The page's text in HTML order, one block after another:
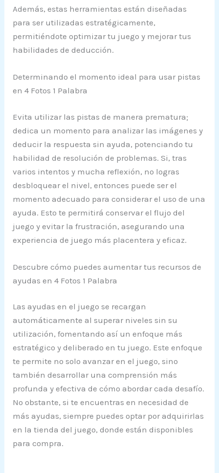
Además, estas herramientas están diseñadas
para ser utilizadas estratégicamente,
permitiéndote optimizar tu juego y mejorar tus
habilidades de deducción.
Determinando el momento ideal para usar pistas
en 4 Fotos 1 Palabra
Evita utilizar las pistas de manera prematura;
dedica un momento para analizar las imágenes y
deducir la respuesta sin ayuda, potenciando tu
habilidad de resolución de problemas. Si, tras
varios intentos y mucha reflexión, no logras
desbloquear el nivel, entonces puede ser el
momento adecuado para considerar el uso de una
ayuda. Esto te permitirá conservar el flujo del
juego y evitar la frustración, asegurando una
experiencia de juego más placentera y eficaz.
Descubre cómo puedes aumentar tus recursos de
ayudas en 4 Fotos 1 Palabra
Las ayudas en el juego se recargan
automáticamente al superar niveles sin su
utilización, fomentando así un enfoque más
estratégico y deliberado en tu juego. Este enfoque
te permite no solo avanzar en el juego, sino
también desarrollar una comprensión más
profunda y efectiva de cómo abordar cada desafío.
No obstante, si te encuentras en necesidad de
más ayudas, siempre puedes optar por adquirirlas
en la tienda del juego, donde están disponibles
para compra.